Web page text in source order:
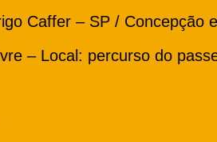
Caffer – SP / Concepção
– Local: percurso do